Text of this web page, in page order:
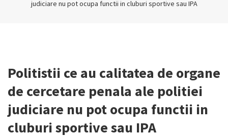
judiciare nu pot ocupa functii in cluburi sportive sau IPA
Politistii ce au calitatea de organe
de cercetare penala ale politiei
judiciare nu pot ocupa functii in
cluburi sportive sau IPA